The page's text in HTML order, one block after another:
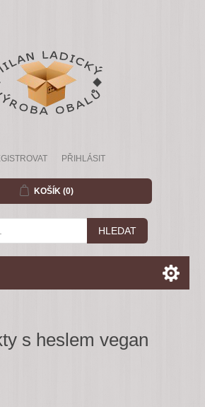
PŘIHLÁSIT
KOŠÍK (0)
s heslem vegan